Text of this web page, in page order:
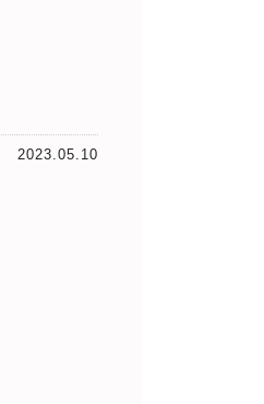
2023.05.10